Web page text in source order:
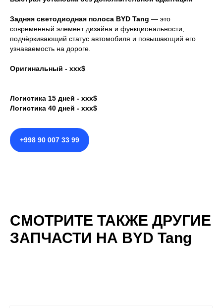
Задняя светодиодная полоса BYD Tang — это
современный элемент дизайна и функциональности,
подчёркивающий статус автомобиля и повышающий его
узнаваемость на дороге.
Оригинальный - ххх$
Логистика 15 дней - ххх$
Логистика 40 дней - ххх$
+998 90 007 33 99
СМОТРИТЕ ТАКЖЕ ДРУГИЕ
ЗАПЧАСТИ НА BYD Tang